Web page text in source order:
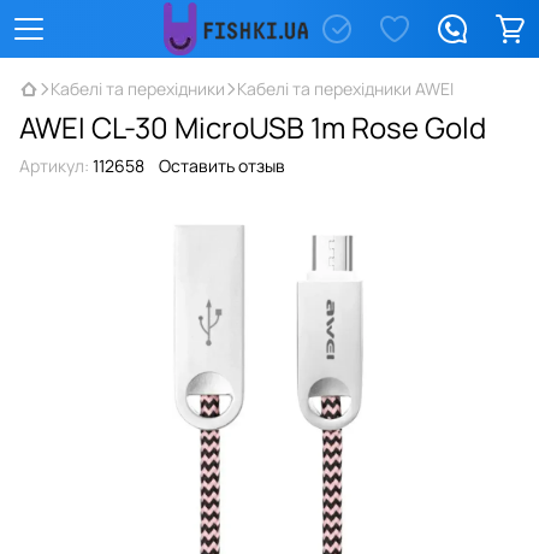
Кабелі та перехідники Кабелі та перехідники AWEI
AWEI CL-30 MicroUSB 1m Rose Gold
Артикул: 112658 Оставить отзыв